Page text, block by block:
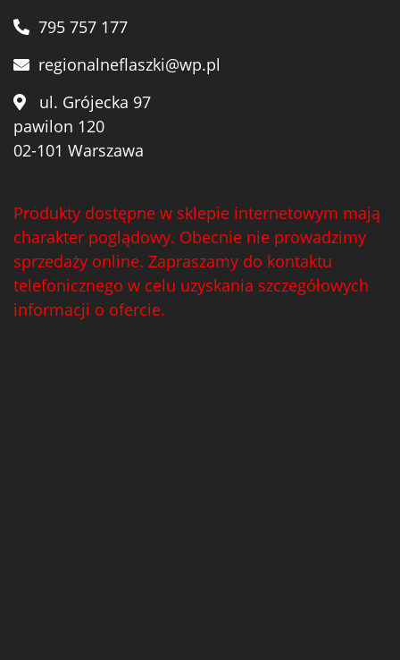
795 757 177
regionalneflaszki@wp.pl
ul. Grójecka 97
pawilon 120
02-101 Warszawa
Produkty dostępne w sklepie internetowym mają
charakter poglądowy. Obecnie nie prowadzimy
sprzedaży online. Zapraszamy do kontaktu
telefonicznego w celu uzyskania szczegółowych
informacji o ofercie.